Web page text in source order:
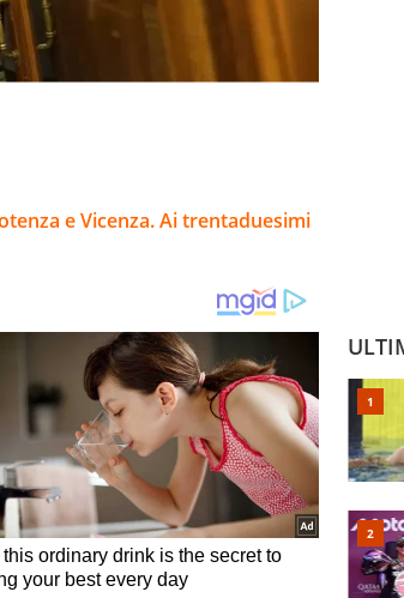
e Vicenza. Ai trentaduesimi